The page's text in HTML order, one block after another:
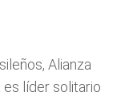
Alianza
lí­der solitario